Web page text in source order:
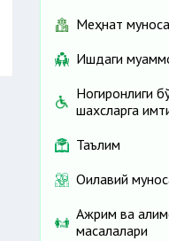
Меҳнат
Ишдаги
Ногиронлиги
шахсларга
Таълим
Оилавий
Ажрим ва
масалалари